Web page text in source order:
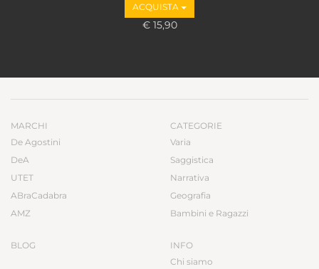
ACQUISTA
€ 15,90
MARCHI
De Agostini
DeA
UTET
ABraCadabra
AMZ
BLOG
CATEGORIE
Varia
Saggistica
Narrativa
Geografia
Bambini e Ragazzi
INFO
Chi siamo